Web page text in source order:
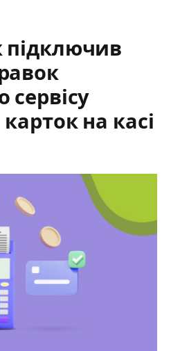
підключив
на касі